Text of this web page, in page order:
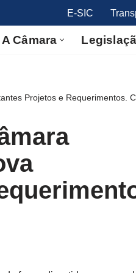
E-SIC
A Câmara
Projetos e Requerimentos.